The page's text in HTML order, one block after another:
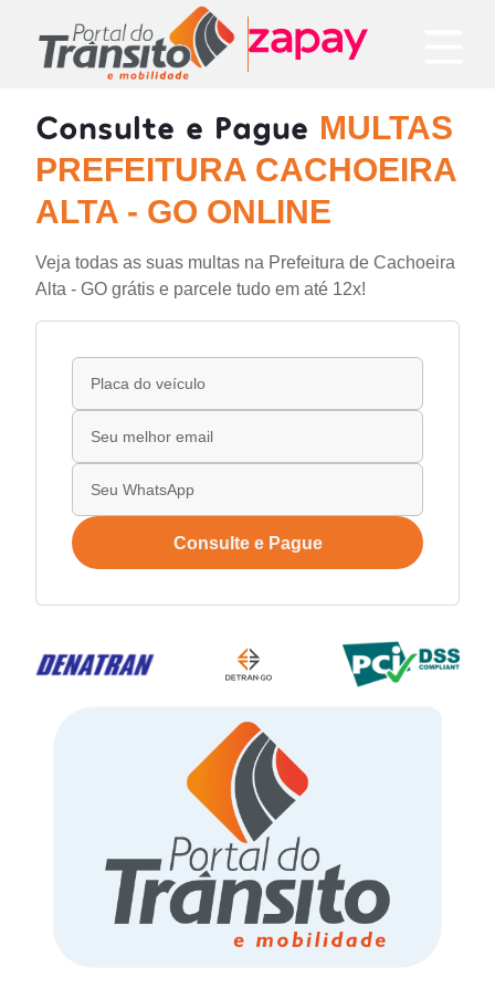
Consulte e Pague MULTAS
PREFEITURA CACHOEIRA
ALTA - GO ONLINE
Veja todas as suas multas na Prefeitura de Cachoeira
Alta - GO grátis e parcele tudo em até 12x!
Consulte e Pague